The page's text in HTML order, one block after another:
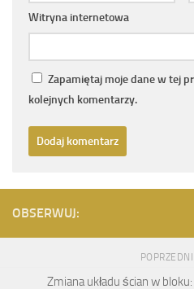
Witryna internetowa
Zapamiętaj moje dane w tej
kolejnych komentarzy.
OBSERWUJ:
Zmiana układu ścian w